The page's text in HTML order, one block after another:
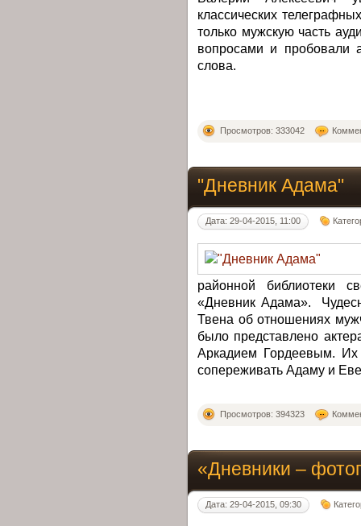
классических
только мужскую часть
вопросами и пробовали
слова.
Просмотров: 333042
"Дневник Адама"
Дата: 29-04-2015, 11:00
районной библиотеки
«Дневник Адама».
Твена об отношениях
было представлено
Аркадием Гордеевым. Их
сопереживать Адаму и
Просмотров: 394323
«Дневники –
Дата: 29-04-2015, 09:30